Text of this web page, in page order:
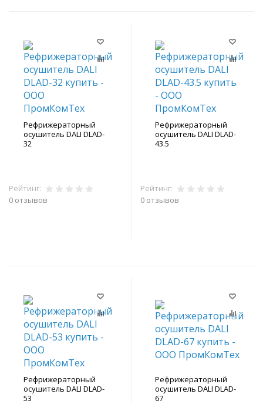
Рефрижераторный
осушитель DALI DLAD-
32
Рейтинг:
0 отзывов
Рефрижераторный
осушитель DALI DLAD-
43.5
Рейтинг:
0 отзывов
Рефрижераторный
осушитель DALI DLAD-
53
Рефрижераторный
осушитель DALI DLAD-
67